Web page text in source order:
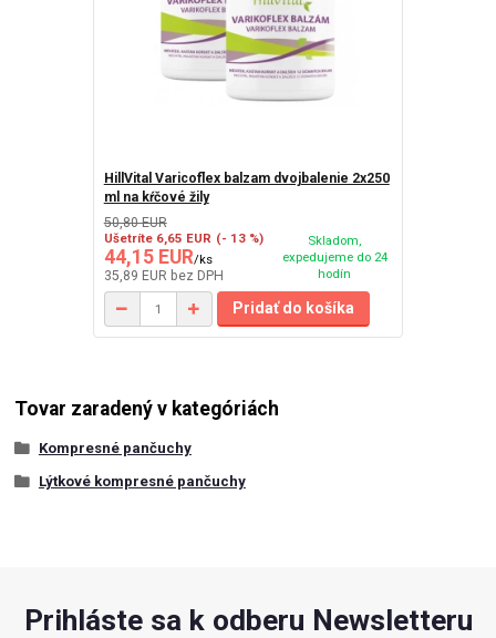
HillVital Varicoflex balzam dvojbalenie 2x250
ml na kŕčové žily
50,80 EUR
Ušetríte 6,65 EUR (- 13 %)
44,15 EUR/ks
35,89 EUR bez DPH
Skladom,
expedujeme do 24
hodín
Pridať do košíka
Tovar zaradený v kategóriách
Kompresné pančuchy
Lýtkové kompresné pančuchy
Prihláste sa k odberu Newsletteru